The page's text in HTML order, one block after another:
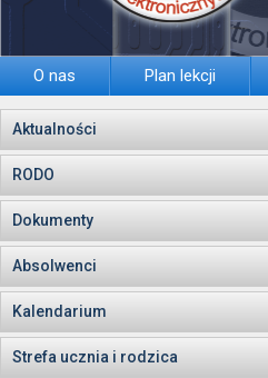
O nas Plan lekcji
Aktualności
RODO
Dokumenty
Absolwenci
Kalendarium
Strefa ucznia i rodzica